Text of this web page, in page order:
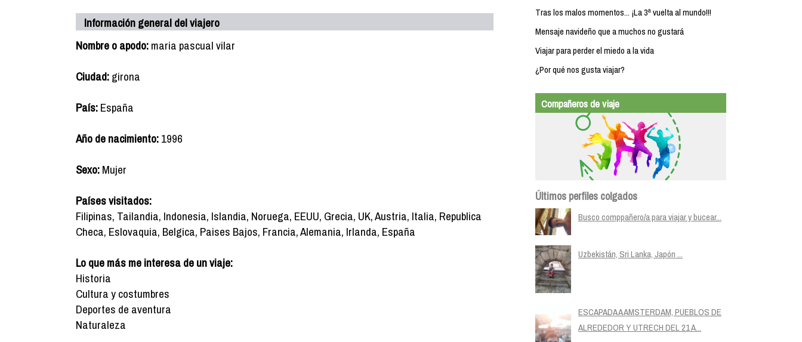
Información general del viajero
Nombre o apodo:maria pascual vilar
Ciudad:girona
País:España
Año de nacimiento:1996
Sexo:Mujer
Países visitados:
Filipinas, Tailandia, Indonesia, Islandia, Noruega, EEUU, Grecia, UK, Austria, Italia, Republica
Checa, Eslovaquia, Belgica, Paises Bajos, Francia, Alemania, Irlanda, España
Lo que más me interesa de un viaje:
Historia
Cultura y costumbres
Deportes de aventura
Naturaleza
Tras los malos momentos... ¡La 3ª vuelta al mundo!!!
Mensaje navideño que a muchos no gustará
Viajar para perder el miedo a la vida
¿Por qué nos gusta viajar?
Compañeros de viaje
Últimos perfiles colgados
Busco comppañero/a para viajar y bucear...
Uzbekistán, Sri Lanka, Japón ...
ESCAPADA A AMSTERDAM, PUEBLOS DE
ALREDEDOR Y UTRECH DEL 21 A...